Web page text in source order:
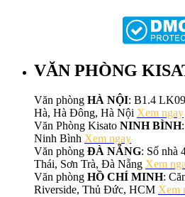
VĂN PHÒNG
Văn phòng HÀ NỘI: B1.4
Hà, Hà Đông, Hà Nội Xem ngay
Văn Phòng Kisato NINH BÌNH
Ninh Bình Xem ngay
Văn phòng ĐÀ NẴNG: Số nhà
Thái, Sơn Trà, Đà Nẵng Xem
Văn phòng HỒ CHÍ MINH:
Riverside, Thủ Đức, HCM Xem